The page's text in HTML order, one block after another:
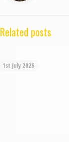
Related posts
1st July 2026